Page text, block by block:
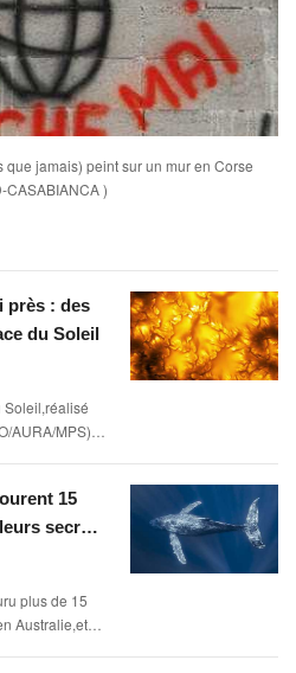
que jamais) peint sur un mur en Corse
CASABIANCA )
près : des
du Soleil
Soleil,réalisé
AURA/MPS)
15
secrets
plus de 15
Australie,et